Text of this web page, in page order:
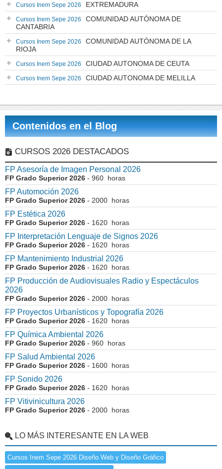
Cursos Inem Sepe 2026 EXTREMADURA
Cursos Inem Sepe 2026
COMUNIDAD AUTÓNOMA DE
CANTABRIA
Cursos Inem Sepe 2026
COMUNIDAD AUTÓNOMA DE LA
RIOJA
Cursos Inem Sepe 2026 CIUDAD AUTONOMA DE CEUTA
Cursos Inem Sepe 2026 CIUDAD AUTONOMA DE MELILLA
Contenidos en el Blog
CURSOS 2026 DESTACADOS
FP Asesoría de Imagen Personal 2026
FP Grado Superior 2026 - 960 horas
FP Automoción 2026
FP Grado Superior 2026 - 2000 horas
FP Estética 2026
FP Grado Superior 2026 - 1620 horas
FP Interpretación Lenguaje de Signos 2026
FP Grado Superior 2026 - 1620 horas
FP Mantenimiento Industrial 2026
FP Grado Superior 2026 - 1620 horas
FP Producción de Audiovisuales Radio y Espectáculos
2026
FP Grado Superior 2026 - 2000 horas
FP Proyectos Urbanísticos y Topografía 2026
FP Grado Superior 2026 - 1620 horas
FP Química Ambiental 2026
FP Grado Superior 2026 - 960 horas
FP Salud Ambiental 2026
FP Grado Superior 2026 - 1600 horas
FP Sonido 2026
FP Grado Superior 2026 - 1620 horas
FP Vitivinicultura 2026
FP Grado Superior 2026 - 2000 horas
LO MÁS INTERESANTE EN LA WEB
Cursos Inem Sepe 2026 Diseño Web y Diseño Gráfico